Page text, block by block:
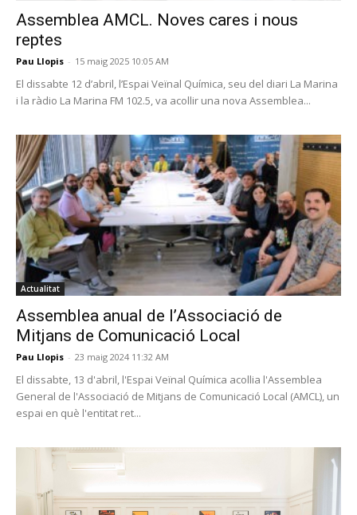
Assemblea AMCL. Noves cares i nous
reptes
Pau Llopis - 15 maig 2025 10:05 AM
El dissabte 12 d’abril, l’Espai Veïnal Química, seu del diari La Marina
i la ràdio La Marina FM 102.5, va acollir una nova Assemblea...
Actualitat
Assemblea anual de l’Associació de
Mitjans de Comunicació Local
Pau Llopis - 23 maig 2024 11:32 AM
El dissabte, 13 d'abril, l'Espai Veïnal Química acollia l'Assemblea
General de l'Associació de Mitjans de Comunicació Local (AMCL), un
espai en què l'entitat ret...